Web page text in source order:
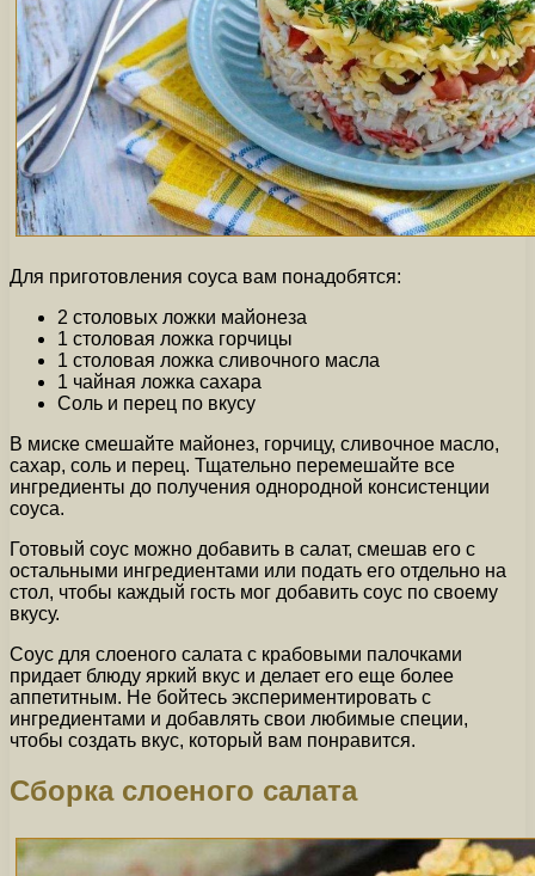
Для приготовления соуса вам понадобятся:
2 столовых ложки майонеза
1 столовая ложка горчицы
1 столовая ложка сливочного масла
1 чайная ложка сахара
Соль и перец по вкусу
В миске смешайте майонез, горчицу, сливочное масло,
сахар, соль и перец. Тщательно перемешайте все
ингредиенты до получения однородной консистенции
соуса.
Готовый соус можно добавить в салат, смешав его с
остальными ингредиентами или подать его отдельно на
стол, чтобы каждый гость мог добавить соус по своему
вкусу.
Соус для слоеного салата с крабовыми палочками
придает блюду яркий вкус и делает его еще более
аппетитным. Не бойтесь экспериментировать с
ингредиентами и добавлять свои любимые специи,
чтобы создать вкус, который вам понравится.
Сборка слоеного салата